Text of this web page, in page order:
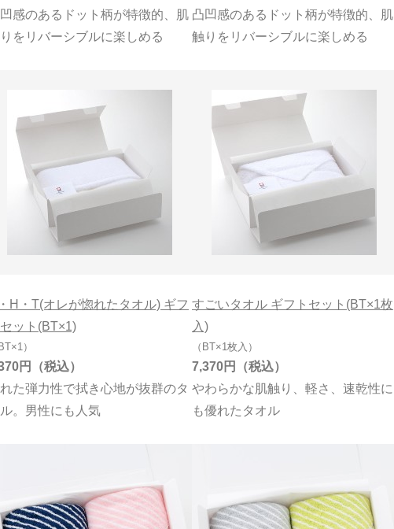
感のあるドット柄が特徴的、肌
をリバーシブルに楽しめる
凸凹感のあるドット柄が特徴的、肌
触りをリバーシブルに楽しめる
H・T(オレが惚れたタオル) ギフ
セット(BT×1)
）
た弾力性で拭き心地が抜群のタ
。男性にも人気
円
すごいタオル ギフトセット(BT×1枚
入)
（BT×1枚入）
やわらかな肌触り、軽さ、速乾性に
も優れたタオル
7,370円